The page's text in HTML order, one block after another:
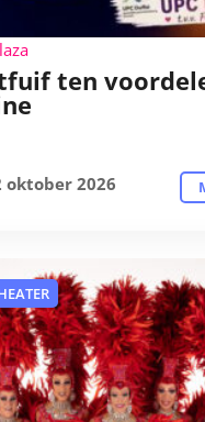
ten
oktober 2026